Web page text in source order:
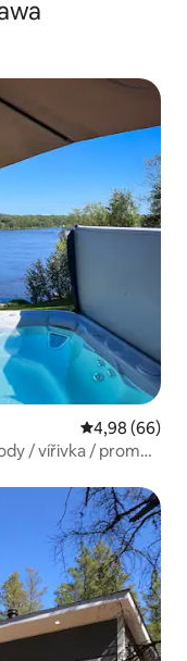
Průměrné
4,98 (66)
/ vířivka / promo